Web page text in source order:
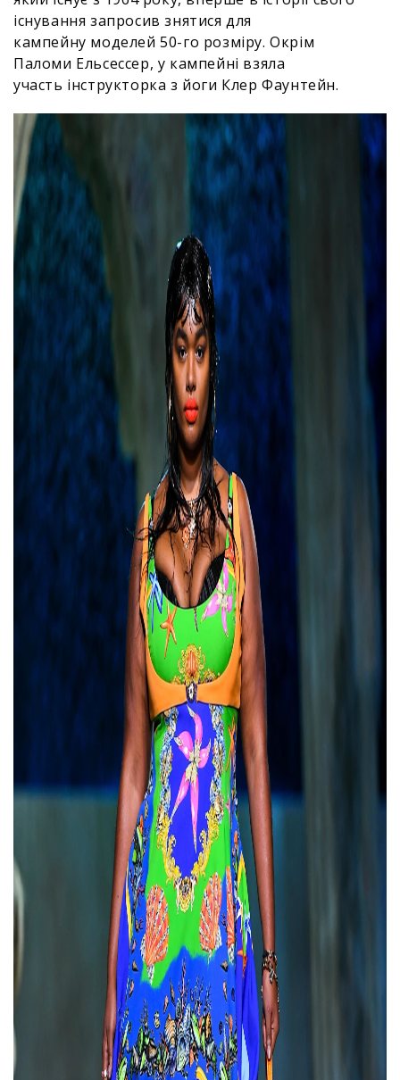
існування запросив знятися для
кампейну моделей 50-го розміру. Окрім
Паломи Ельсессер, у кампейні взяла
участь інструкторка з йоги Клер Фаунтейн.